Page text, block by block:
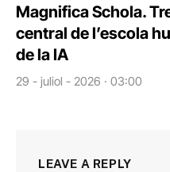
Magnifica Schola.
central de l’escola
de la IA
29 - juliol - 2026 · 03:00
LEAVE A REPLY